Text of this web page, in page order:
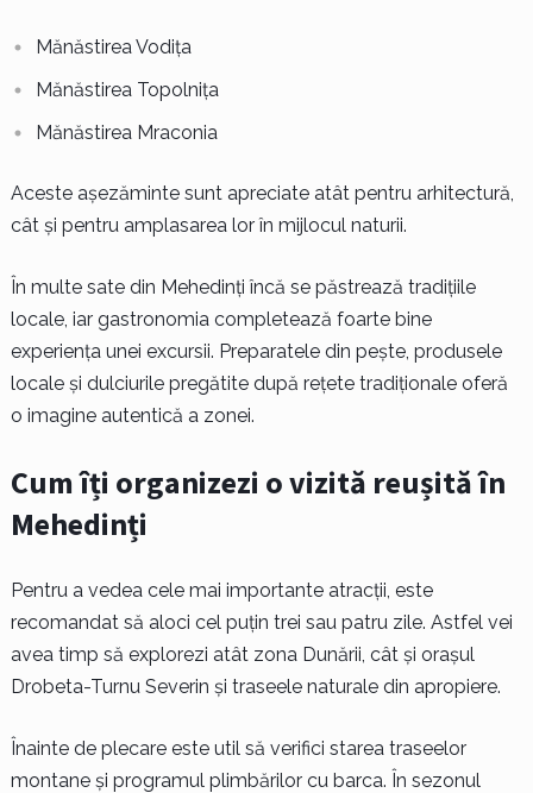
Mănăstirea Vodița
Mănăstirea Topolnița
Mănăstirea Mraconia
Aceste așezăminte sunt apreciate atât pentru arhitectură,
cât și pentru amplasarea lor în mijlocul naturii.
În multe sate din Mehedinți încă se păstrează tradițiile
locale, iar gastronomia completează foarte bine
experiența unei excursii. Preparatele din pește, produsele
locale și dulciurile pregătite după rețete tradiționale oferă
o imagine autentică a zonei.
Cum îți organizezi o vizită reușită în
Mehedinți
Pentru a vedea cele mai importante atracții, este
recomandat să aloci cel puțin trei sau patru zile. Astfel vei
avea timp să explorezi atât zona Dunării, cât și orașul
Drobeta-Turnu Severin și traseele naturale din apropiere.
Înainte de plecare este util să verifici starea traseelor
montane și programul plimbărilor cu barca. În sezonul